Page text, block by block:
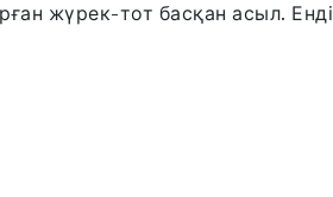
жүрек-тот басқан асыл. Енді